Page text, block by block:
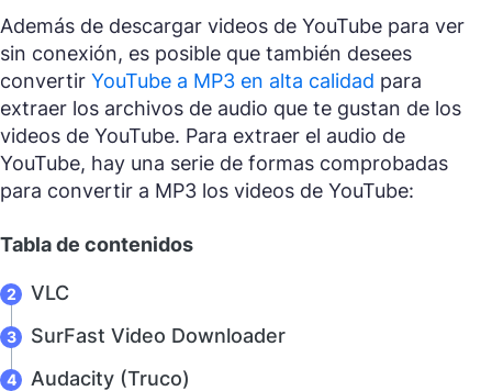
Además de descargar videos de YouTube para ver
sin conexión, es posible que también desees
convertir YouTube a MP3 en alta calidad para
extraer los archivos de audio que te gustan de los
videos de YouTube. Para extraer el audio de
YouTube, hay una serie de formas comprobadas
para convertir a MP3 los videos de YouTube:
Tabla de contenidos
VLC
SurFast Video Downloader
Audacity (Truco)